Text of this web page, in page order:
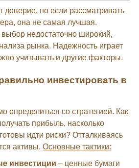
доверие, но если рассматривать
она не самая лучшая.
недостаточно широкий,
рынка. Надежность играет
учитывать и другие факторы.
инвестировать в
определиться со стратегией. Как
прибыль, насколько
идти риски? Отталкиваясь
активы. Основные тактики:
инвестиции – ценные бумаги